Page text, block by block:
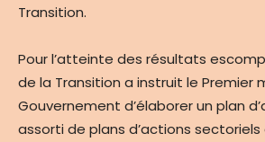
Transition.
Pour l’atteinte des résultats
de la Transition a instruit le Premier
Gouvernement d’élaborer un plan
assorti de plans d’actions